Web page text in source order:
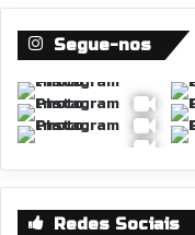
Segue-nos
Redes Sociais